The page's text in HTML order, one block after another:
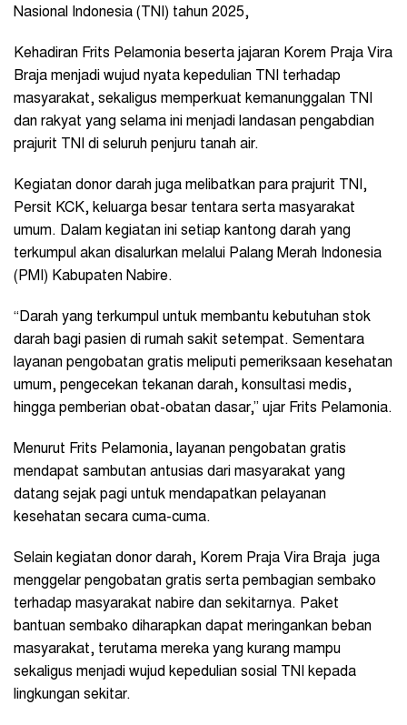
Nasional Indonesia (TNI) tahun 2025,
Kehadiran Frits Pelamonia beserta jajaran Korem Praja Vira
Braja menjadi wujud nyata kepedulian TNI terhadap
masyarakat, sekaligus memperkuat kemanunggalan TNI
dan rakyat yang selama ini menjadi landasan pengabdian
prajurit TNI di seluruh penjuru tanah air.
Kegiatan donor darah juga melibatkan para prajurit TNI,
Persit KCK, keluarga besar tentara serta masyarakat
umum. Dalam kegiatan ini setiap kantong darah yang
terkumpul akan disalurkan melalui Palang Merah Indonesia
(PMI) Kabupaten Nabire.
“Darah yang terkumpul untuk membantu kebutuhan stok
darah bagi pasien di rumah sakit setempat. Sementara
layanan pengobatan gratis meliputi pemeriksaan kesehatan
umum, pengecekan tekanan darah, konsultasi medis,
hingga pemberian obat-obatan dasar,” ujar Frits Pelamonia.
Menurut Frits Pelamonia, layanan pengobatan gratis
mendapat sambutan antusias dari masyarakat yang
datang sejak pagi untuk mendapatkan pelayanan
kesehatan secara cuma-cuma.
Selain kegiatan donor darah, Korem Praja Vira Braja juga
menggelar pengobatan gratis serta pembagian sembako
terhadap masyarakat nabire dan sekitarnya. Paket
bantuan sembako diharapkan dapat meringankan beban
masyarakat, terutama mereka yang kurang mampu
sekaligus menjadi wujud kepedulian sosial TNI kepada
lingkungan sekitar.